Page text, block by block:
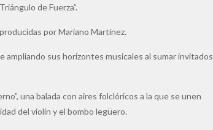
de Fuerza”.
por Mariano Martínez.
ampliando sus horizontes musicales al sumar invitados
una balada con aires folclóricos a la que se unen
del violín y el bombo legüero.